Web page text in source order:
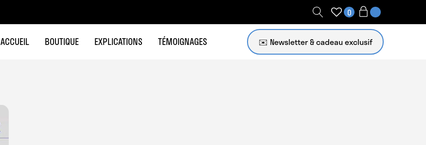
0
ACCUEIL BOUTIQUE EXPLICATIONS TÉMOIGNAGES ✉️ Newsletter